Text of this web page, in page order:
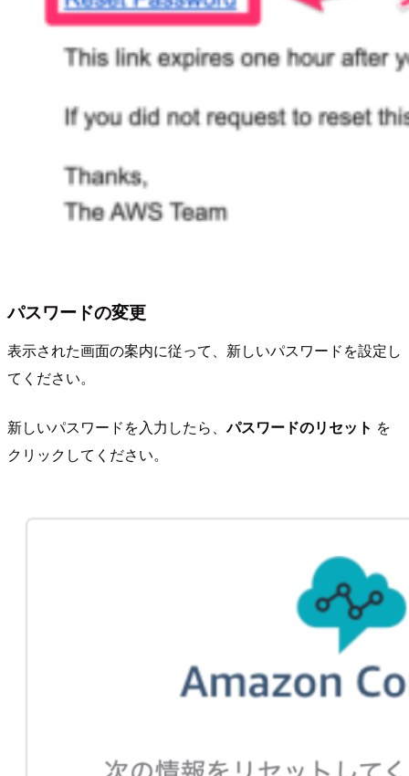
パスワードの変更
表示された画面の案内に従って、新しいパスワードを設定し
てください。
新しいパスワードを入力したら、パスワードのリセット を
クリックしてください。